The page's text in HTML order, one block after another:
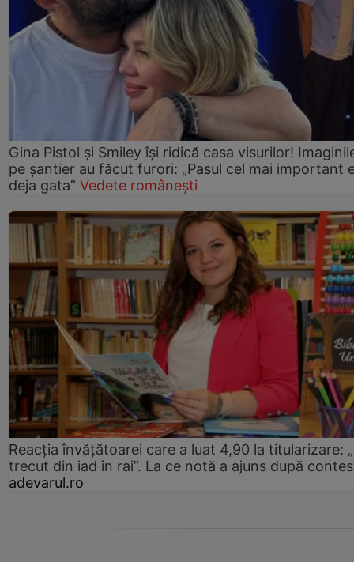
Gina Pistol și Smiley își ridică casa visurilor!
pe șantier au făcut furori: „Pasul cel mai important
deja gata” Vedete românești
Reacția învățătoarei care a luat 4,90 la titularizare:
trecut din iad în rai”. La ce notă a ajuns după
adevarul.ro